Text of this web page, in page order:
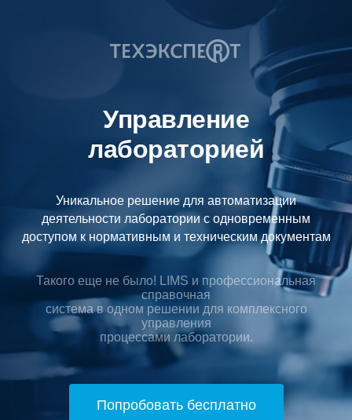
Управление
лабораторией
Уникальное решение для автоматизации
деятельности лаборатории с одновременным
доступом к нормативным и техническим документам
Такого еще не было! LIMS и профессиональная
справочная
система в одном решении для комплексного
управления
процессами лаборатории.
Попробовать бесплатно